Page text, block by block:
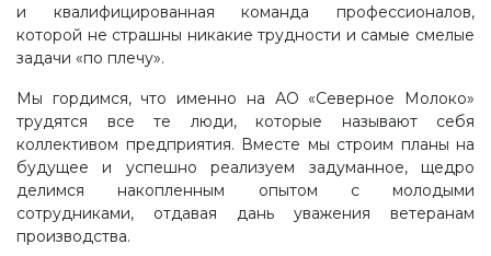
и квалифицированная команда профессионалов,
которой не страшны никакие трудности и самые смелые
задачи «по плечу».
Мы гордимся, что именно на АО «Северное Молоко»
трудятся все те люди, которые называют себя
коллективом предприятия. Вместе мы строим планы на
будущее и успешно реализуем задуманное, щедро
делимся накопленным опытом с молодыми
сотрудниками, отдавая дань уважения ветеранам
производства.